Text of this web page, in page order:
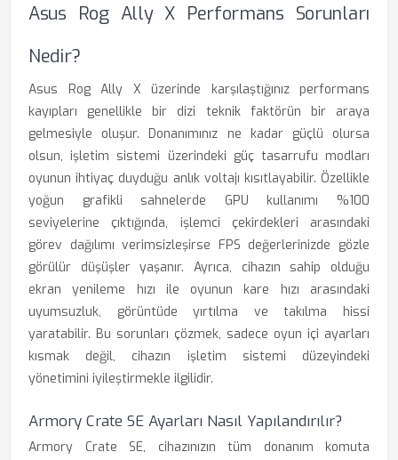
Asus Rog Ally X Performans Sorunları
Nedir?
Asus Rog Ally X üzerinde karşılaştığınız performans
kayıpları genellikle bir dizi teknik faktörün bir araya
gelmesiyle oluşur. Donanımınız ne kadar güçlü olursa
olsun, işletim sistemi üzerindeki güç tasarrufu modları
oyunun ihtiyaç duyduğu anlık voltajı kısıtlayabilir. Özellikle
yoğun grafikli sahnelerde GPU kullanımı %100
seviyelerine çıktığında, işlemci çekirdekleri arasındaki
görev dağılımı verimsizleşirse FPS değerlerinizde gözle
görülür düşüşler yaşanır. Ayrıca, cihazın sahip olduğu
ekran yenileme hızı ile oyunun kare hızı arasındaki
uyumsuzluk, görüntüde yırtılma ve takılma hissi
yaratabilir. Bu sorunları çözmek, sadece oyun içi ayarları
kısmak değil, cihazın işletim sistemi düzeyindeki
yönetimini iyileştirmekle ilgilidir.
Armory Crate SE Ayarları Nasıl Yapılandırılır?
Armory Crate SE, cihazınızın tüm donanım komuta